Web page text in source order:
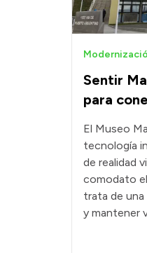
Sentir
para
El Museo
tecnología
de realidad
comodato
trata de
y mantener